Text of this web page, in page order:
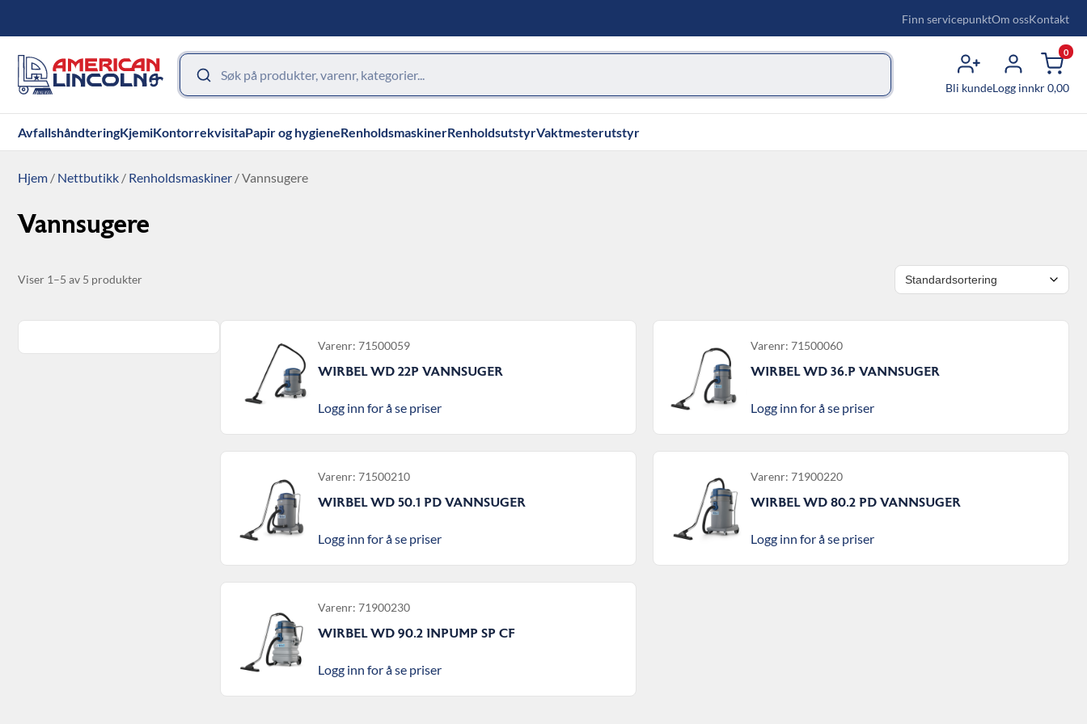
Finn servicepunktOm ossKontakt
Bli kundeLogg inn
0
kr0,00
AvfallshåndteringKjemiKontorrekvisitaPapir og hygieneRenholdsmaskinerRenholdsutstyrVaktmesterutstyr
Hjem / Nettbutikk / Renholdsmaskiner / Vannsugere
Vannsugere
Viser 1–5 av 5 produkter
Varenr: 71500059
WIRBEL WD 22P VANNSUGER
Logg inn for å se priser
Varenr: 71500060
WIRBEL WD 36.P VANNSUGER
Logg inn for å se priser
Varenr: 71500210
WIRBEL WD 50.1 PD VANNSUGER
Logg inn for å se priser
Varenr: 71900220
WIRBEL WD 80.2 PD VANNSUGER
Logg inn for å se priser
Varenr: 71900230
WIRBEL WD 90.2 INPUMP SP CF
Logg inn for å se priser